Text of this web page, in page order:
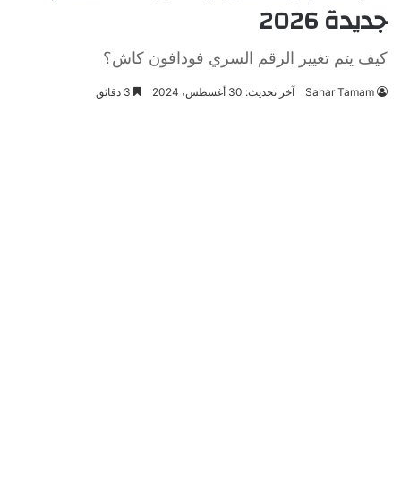
جديدة 2026
كيف يتم تغيير الرقم السري فودافون كاش؟
Sahar Tamam آخر تحديث: 30 أغسطس، 2024